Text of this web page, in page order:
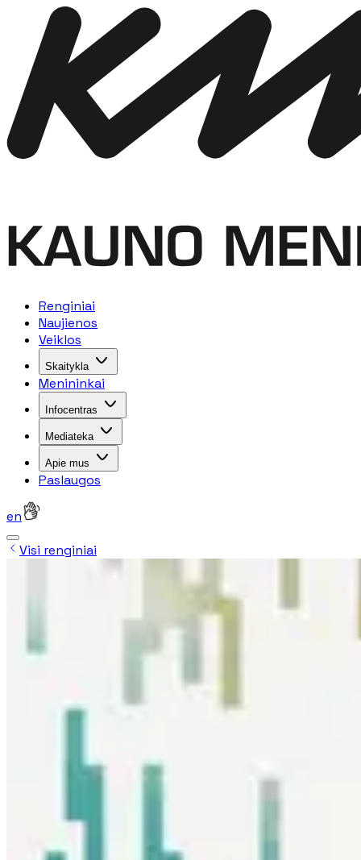
Renginiai
Naujienos
Veiklos
Skaitykla
Menininkai
Infocentras
Mediateka
Apie mus
Paslaugos
en
Visi renginiai